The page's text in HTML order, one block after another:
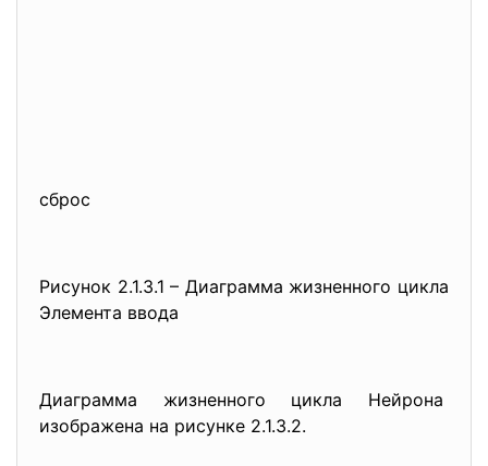
сброс
Рисунок 2.1.3.1 – Диаграмма жизненного цикла
Элемента ввода
Диаграмма жизненного цикла Нейрона
изображена на рисунке 2.1.3.2.